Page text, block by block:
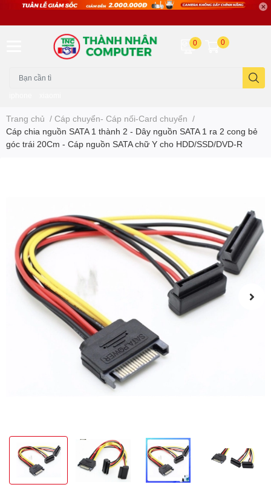
0 0
Trang chủ / Cáp chuyển- Cáp nối-Card chuyển /
Cáp chia nguồn SATA 1 thành 2 - Dây nguồn SATA 1 ra 2 cong bẻ
góc trái 20Cm - Cáp nguồn SATA chữ Y cho HDD/SSD/DVD-R